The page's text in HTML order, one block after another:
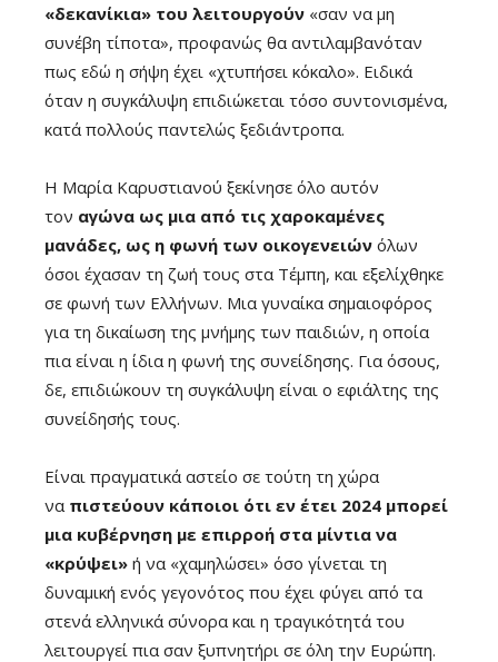
«δεκανίκια» του λειτουργούν «σαν να μη
συνέβη τίποτα», προφανώς θα αντιλαμβανόταν
πως εδώ η σήψη έχει «χτυπήσει κόκαλο». Ειδικά
όταν η συγκάλυψη επιδιώκεται τόσο συντονισμένα,
κατά πολλούς παντελώς ξεδιάντροπα.
Η Μαρία Καρυστιανού ξεκίνησε όλο αυτόν
τον αγώνα ως μια από τις χαροκαμένες
μανάδες, ως η φωνή των οικογενειών όλων
όσοι έχασαν τη ζωή τους στα Τέμπη, και εξελίχθηκε
σε φωνή των Ελλήνων. Μια γυναίκα σημαιοφόρος
για τη δικαίωση της μνήμης των παιδιών, η οποία
πια είναι η ίδια η φωνή της συνείδησης. Για όσους,
δε, επιδιώκουν τη συγκάλυψη είναι ο εφιάλτης της
συνείδησής τους.
Είναι πραγματικά αστείο σε τούτη τη χώρα
να πιστεύουν κάποιοι ότι εν έτει 2024 μπορεί
μια κυβέρνηση με επιρροή στα μίντια να
«κρύψει» ή να «χαμηλώσει» όσο γίνεται τη
δυναμική ενός γεγονότος που έχει φύγει από τα
στενά ελληνικά σύνορα και η τραγικότητά του
λειτουργεί πια σαν ξυπνητήρι σε όλη την Ευρώπη.